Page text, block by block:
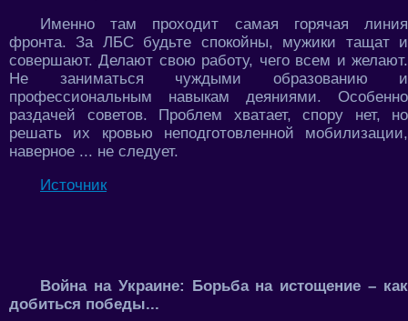
Именно там проходит самая горячая линия
фронта. За ЛБС будьте спокойны, мужики тащат и
совершают. Делают свою работу, чего всем и желают.
Не заниматься чуждыми образованию и
профессиональным навыкам деяниями. Особенно
раздачей советов. Проблем хватает, спору нет, но
решать их кровью неподготовленной мобилизации,
наверное ... не следует.
Источник
Война на Украине: Борьба на истощение – как
добиться победы...